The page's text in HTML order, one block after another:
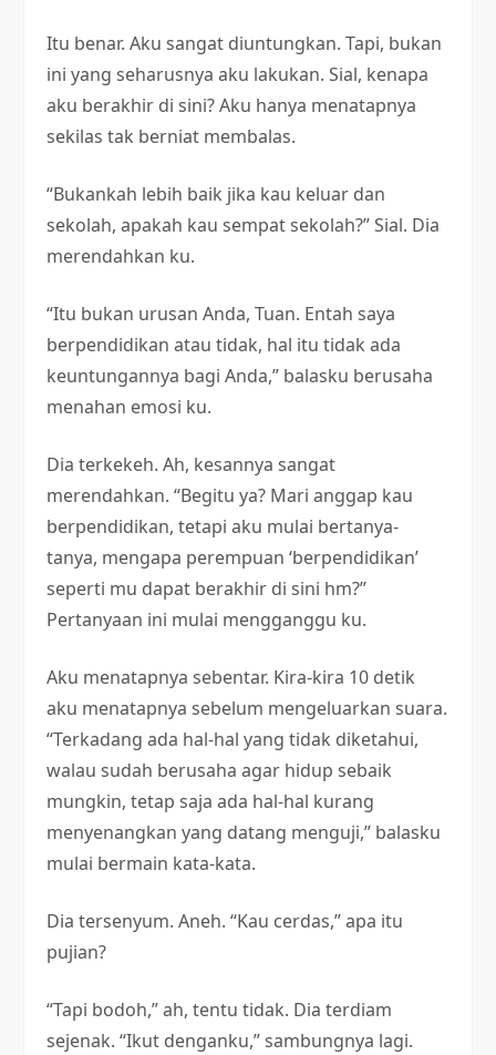
Itu benar. Aku sangat diuntungkan. Tapi, bukan
ini yang seharusnya aku lakukan. Sial, kenapa
aku berakhir di sini? Aku hanya menatapnya
sekilas tak berniat membalas.
“Bukankah lebih baik jika kau keluar dan
sekolah, apakah kau sempat sekolah?” Sial. Dia
merendahkan ku.
“Itu bukan urusan Anda, Tuan. Entah saya
berpendidikan atau tidak, hal itu tidak ada
keuntungannya bagi Anda,” balasku berusaha
menahan emosi ku.
Dia terkekeh. Ah, kesannya sangat
merendahkan. “Begitu ya? Mari anggap kau
berpendidikan, tetapi aku mulai bertanya-
tanya, mengapa perempuan ‘berpendidikan’
seperti mu dapat berakhir di sini hm?”
Pertanyaan ini mulai mengganggu ku.
Aku menatapnya sebentar. Kira-kira 10 detik
aku menatapnya sebelum mengeluarkan suara.
“Terkadang ada hal-hal yang tidak diketahui,
walau sudah berusaha agar hidup sebaik
mungkin, tetap saja ada hal-hal kurang
menyenangkan yang datang menguji,” balasku
mulai bermain kata-kata.
Dia tersenyum. Aneh. “Kau cerdas,” apa itu
pujian?
“Tapi bodoh,” ah, tentu tidak. Dia terdiam
sejenak. “Ikut denganku,” sambungnya lagi.